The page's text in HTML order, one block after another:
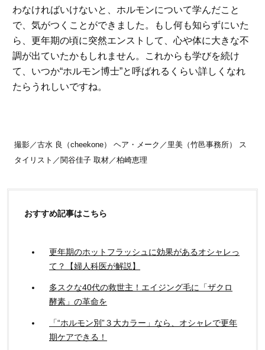
わなければいけないと、ホルモンについて学んだこと
で、気がつくことができました。もし何も知らずにいた
ら、更年期の頃に突然エンストして、心や体に大きな不
調が出ていたかもしれません。これからも学びを続け
て、いつか“ホルモン博士”と呼ばれるくらい詳しくなれ
たらうれしいですね。
撮影／古水 良（cheekone） ヘア・メーク／里美（竹邑事務所） ス
タイリスト／関谷佳子 取材／柏崎恵理
おすすめ記事はこちら
更年期のホットフラッシュに効果があるオシャレっ
て？【婦人科医が解説】
多スクな40代の救世主！エイジング毛に「ザクロ
酵素」の革命を
「“ホルモン別”３大カラー」なら、オシャレで更年
期ケアできる！